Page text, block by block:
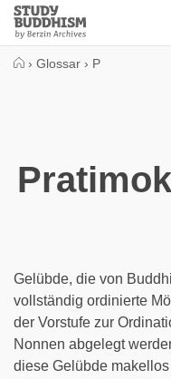
Close
Study
Buddhism
› Glossar › P
Gelübde, die von
vollständig ordinierte
der Vorstufe zur
Nonnen abgelegt
diese Gelübde